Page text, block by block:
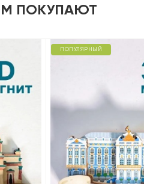
ПОКУПАЮТ
ПОПУЛЯРНЫЙ